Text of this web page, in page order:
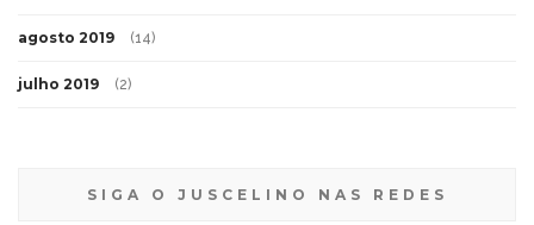
agosto 2019 (14)
julho 2019 (2)
SIGA O JUSCELINO NAS REDES